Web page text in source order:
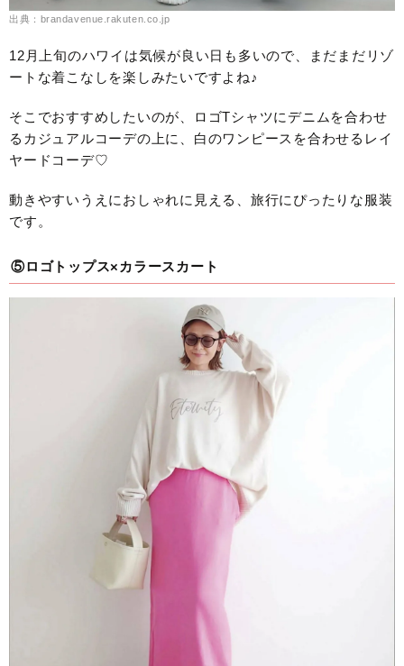
出典：brandavenue.rakuten.co.jp
12月上旬のハワイは気候が良い日も多いので、まだまだリゾ
ートな着こなしを楽しみたいですよね♪
そこでおすすめしたいのが、ロゴTシャツにデニムを合わせ
るカジュアルコーデの上に、白のワンピースを合わせるレイ
ヤードコーデ♡
動きやすいうえにおしゃれに見える、旅行にぴったりな服装
です。
⑤ロゴトップス×カラースカート